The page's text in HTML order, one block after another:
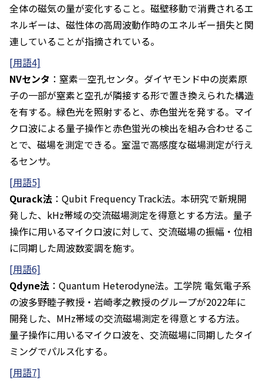
全体の磁気の量が変化すること。磁壁移動で消費されるエ
ネルギーは、磁性体の高周波動作時のエネルギー損失と関
連していることが指摘されている。
[用語4]
NVセンタ ：窒素―空孔センタ。ダイヤモンド中の炭素原
子の一部が窒素と空孔が隣接する形で置き換えられた構造
を有する。緑色光を照射すると、赤色蛍光を発する。マイ
クロ波による量子操作と赤色蛍光の検出を組み合わせるこ
とで、磁場を測定できる。室温で高感度な磁場測定が行え
るセンサ。
[用語5]
Qurack法 ：Qubit Frequency Track法。本研究で新規開
発した、kHz帯域の交流磁場測定を得意とする方法。量子
操作に用いるマイクロ波に対して、交流磁場の振幅・位相
に同期した周波数変調を施す。
[用語6]
Qdyne法 ：Quantum Heterodyne法。工学院 電気電子系
の波多野睦子教授・岩崎孝之教授のグループが2022年に
開発した、MHz帯域の交流磁場測定を得意とする方法。
量子操作に用いるマイクロ波を、交流磁場に同期したタイ
ミングでパルス化する。
[用語7]